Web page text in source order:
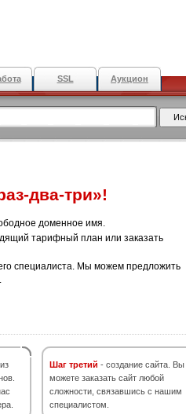
SSL Аукцион
два-три»!
доменное имя.
тарифный план или заказать
специалиста. Мы можем предложить
Шаг третий - создание сайта. Вы
можете заказать сайт любой
сложности, связавшись с нашим
специалистом.